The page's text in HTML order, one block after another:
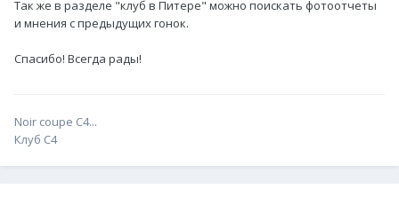
Так же в разделе "клуб в Питере" можно поискать фотоотчеты
и мнения с предыдущих гонок.
Спасибо! Всегда рады!
Noir coupe C4...
Клуб С4